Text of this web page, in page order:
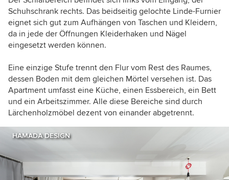
Schuhschrank rechts. Das beidseitig gelochte Linde-Furnier
eignet sich gut zum Aufhängen von Taschen und Kleidern,
da in jede der Öffnungen Kleiderhaken und Nägel
eingesetzt werden können.
Eine einzige Stufe trennt den Flur vom Rest des Raumes,
dessen Boden mit dem gleichen Mörtel versehen ist. Das
Apartment umfasst eine Küche, einen Essbereich, ein Bett
und ein Arbeitszimmer. Alle diese Bereiche sind durch
Lärchenholzmöbel dezent von einander abgetrennt.
HAMADA DESIGN